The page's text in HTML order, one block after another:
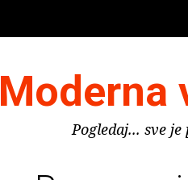
Moderna
Pogledaj... sve